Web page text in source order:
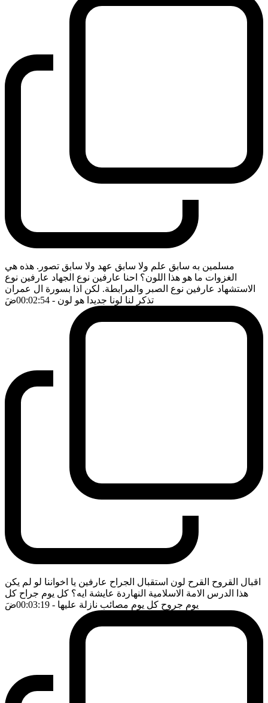
مسلمين به سابق علم ولا سابق عهد ولا سابق تصور. هذه هي
الغزوات ما هو هذا اللون؟ احنا عارفين نوع الجهاد عارفين نوع
الاستشهاد عارفين نوع الصبر والمرابطة. لكن اذا بسورة ال عمران
تذكر لنا لونا جديدا هو لون - 00:02:54 ضَ
اقبال القروح القرح لون استقبال الجراح عارفين يا اخواننا لو لم يكن
هذا الدرس الامة الاسلامية النهاردة عايشة ايه؟ كل يوم جراح كل
يوم جروح كل يوم مصائب نازلة عليها - 00:03:19 ضَ